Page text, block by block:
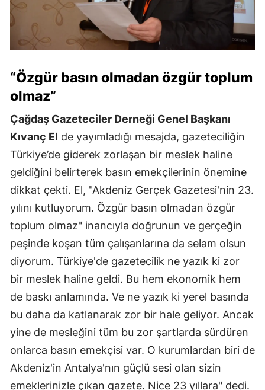
“Özgür basın olmadan özgür toplum
olmaz”
Çağdaş Gazeteciler Derneği Genel Başkanı
Kıvanç El de yayımladığı mesajda, gazeteciliğin
Türkiye’de giderek zorlaşan bir meslek haline
geldiğini belirterek basın emekçilerinin önemine
dikkat çekti. El, "Akdeniz Gerçek Gazetesi'nin 23.
yılını kutluyorum. Özgür basın olmadan özgür
toplum olmaz" inancıyla doğrunun ve gerçeğin
peşinde koşan tüm çalışanlarına da selam olsun
diyorum. Türkiye'de gazetecilik ne yazık ki zor
bir meslek haline geldi. Bu hem ekonomik hem
de baskı anlamında. Ve ne yazık ki yerel basında
bu daha da katlanarak zor bir hale geliyor. Ancak
yine de mesleğini tüm bu zor şartlarda sürdüren
onlarca basın emekçisi var. O kurumlardan biri de
Akdeniz'in Antalya'nın güçlü sesi olan sizin
emeklerinizle çıkan gazete. Nice 23 yıllara" dedi.